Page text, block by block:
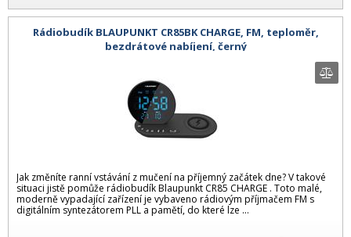
Rádiobudík BLAUPUNKT CR85BK CHARGE, FM, teploměr,
bezdrátové nabíjení, černý
Jak změníte ranní vstávání z mučení na příjemný začátek dne? V takové
situaci jistě pomůže rádiobudík Blaupunkt CR85 CHARGE . Toto malé,
moderně vypadající zařízení je vybaveno rádiovým příjmačem FM s
digitálním syntezátorem PLL a pamětí, do které lze ...